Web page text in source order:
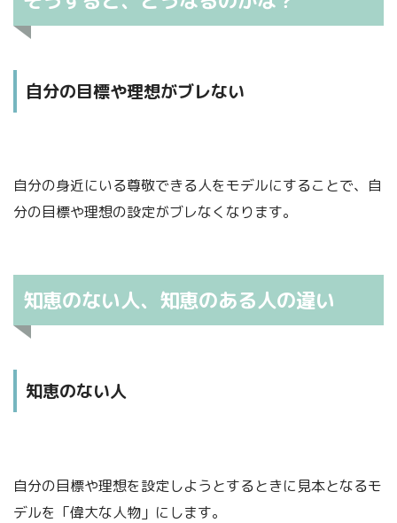
確実に身につけるねん。
真似ることで、新しい視点からものごとを考えたりや行動す
ることを学びます。
STEP.2
次は「破」
次に、いろいろと真似ることで新しい考え方や行動のパター
自分に適するように改良改善するねん。
自分の目標や理想がブレない
自分の身近にいる尊敬できる人をモデルにすることで、自
分の目標や理想の設定がブレなくなります。
知恵のない人、知恵のある人の違い
知恵のない人
自分の目標や理想を設定しようとするときに見本となるモ
デルを「偉大な人物」にします。